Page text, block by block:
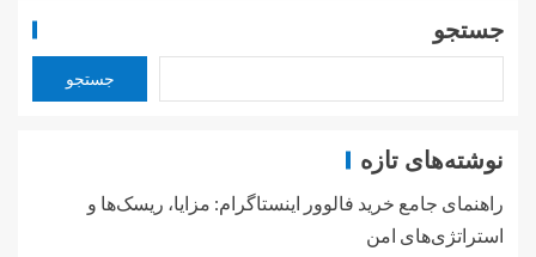
جستجو
جستجو
نوشته‌های تازه
راهنمای جامع خرید فالوور اینستاگرام: مزایا، ریسک‌ها و
استراتژی‌های امن